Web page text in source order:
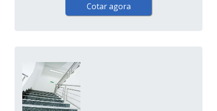
Cotar agora